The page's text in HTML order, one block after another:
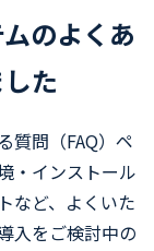
のよくあ
た
質問（FAQ）ペ
・インストール
など、よくいた
入をご検討中の